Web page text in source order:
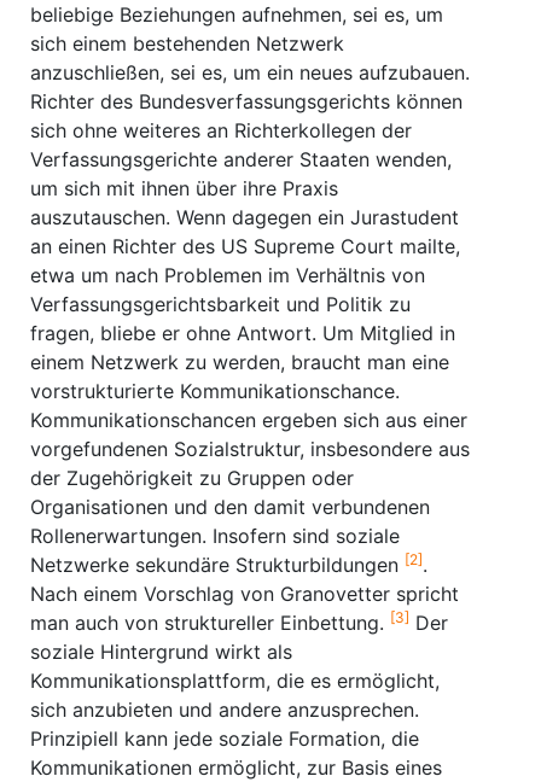
beliebige Beziehungen aufnehmen, sei es, um
sich einem bestehenden Netzwerk
anzuschließen, sei es, um ein neues aufzubauen.
Richter des Bundesverfassungsgerichts können
sich ohne weiteres an Richterkollegen der
Verfassungsgerichte anderer Staaten wenden,
um sich mit ihnen über ihre Praxis
auszutauschen. Wenn dagegen ein Jurastudent
an einen Richter des US Supreme Court mailte,
etwa um nach Problemen im Verhältnis von
Verfassungsgerichtsbarkeit und Politik zu
fragen, bliebe er ohne Antwort. Um Mitglied in
einem Netzwerk zu werden, braucht man eine
vorstrukturierte Kommunikationschance.
Kommunikationschancen ergeben sich aus einer
vorgefundenen Sozialstruktur, insbesondere aus
der Zugehörigkeit zu Gruppen oder
Organisationen und den damit verbundenen
Rollenerwartungen. Insofern sind soziale
Netzwerke sekundäre Strukturbildungen [2].
Nach einem Vorschlag von Granovetter spricht
man auch von struktureller Einbettung. [3] Der
soziale Hintergrund wirkt als
Kommunikationsplattform, die es ermöglicht,
sich anzubieten und andere anzusprechen.
Prinzipiell kann jede soziale Formation, die
Kommunikationen ermöglicht, zur Basis eines